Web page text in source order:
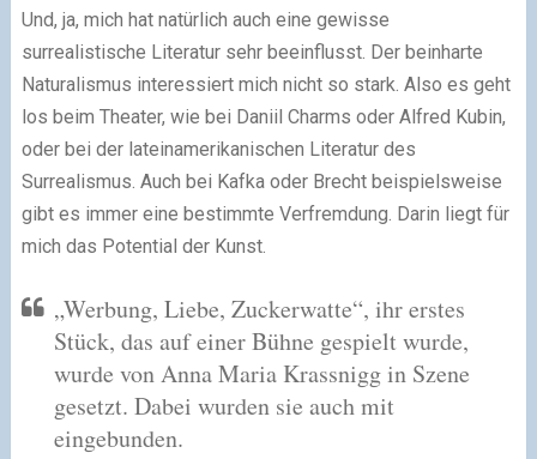
Und, ja, mich hat natürlich auch eine gewisse
surrealistische Literatur sehr beeinflusst. Der beinharte
Naturalismus interessiert mich nicht so stark. Also es geht
los beim Theater, wie bei Daniil Charms oder Alfred Kubin,
oder bei der lateinamerikanischen Literatur des
Surrealismus. Auch bei Kafka oder Brecht beispielsweise
gibt es immer eine bestimmte Verfremdung. Darin liegt für
mich das Potential der Kunst.
„Werbung, Liebe, Zuckerwatte“, ihr erstes
Stück, das auf einer Bühne gespielt wurde,
wurde von Anna Maria Krassnigg in Szene
gesetzt. Dabei wurden sie auch mit
eingebunden.